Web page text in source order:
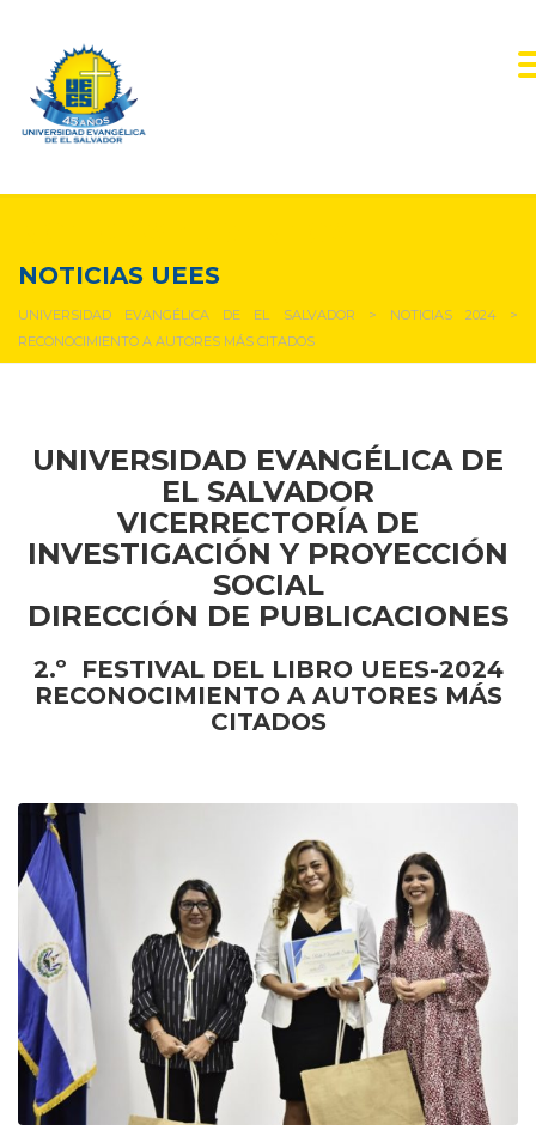
NOTICIAS UEES
UNIVERSIDAD EVANGÉLICA DE EL SALVADOR > NOTICIAS 2024>
RECONOCIMIENTO A AUTORES MÁS CITADOS
UNIVERSIDAD EVANGÉLICA DE
EL SALVADOR
VICERRECTORÍA DE
INVESTIGACIÓN Y PROYECCIÓN
SOCIAL
DIRECCIÓN DE PUBLICACIONES
2.º FESTIVAL DEL LIBRO UEES-2024
RECONOCIMIENTO A AUTORES MÁS
CITADOS